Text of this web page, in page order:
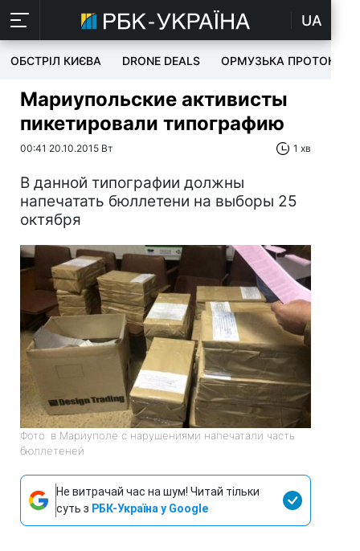
UA
ОБСТРІЛ КИЄВА DRONE DEALS ОРМУЗЬКА ПРОТОКА
Мариупольские активисты
пикетировали типографию
00:41 20.10.2015 Вт 1 хв
В данной типографии должны
напечатать бюллетени на выборы 25
октября
Фото: в Мариуполе с нарушениями напечатали часть
бюллетеней
Не витрачай час на шум! Читай тільки
суть з РБК-Україна у Google